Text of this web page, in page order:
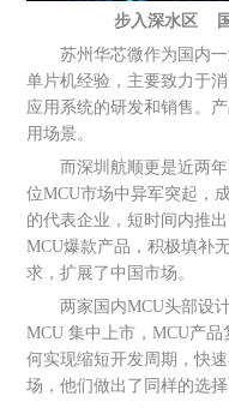
步入深水区
苏州华芯微作为国内
单片机经验，主要致力于
应用系统的研发和销售。
用场景。
而深圳航顺更是近两
位MCU市场中异军突起，
的代表企业，短时间内推
MCU爆款产品，积极填补
求，扩展了中国市场。
两家国内MCU头部设
MCU 集中上市，MCU产
何实现缩短开发周期，快
场，他们做出了同样的选择